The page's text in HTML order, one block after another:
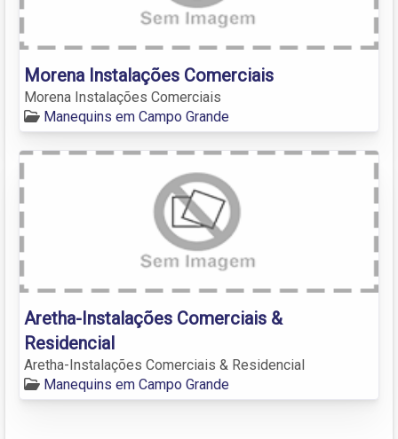
Morena Instalações Comerciais
Morena Instalações Comerciais
Manequins em Campo Grande
Aretha-Instalações Comerciais &
Residencial
Aretha-Instalações Comerciais & Residencial
Manequins em Campo Grande